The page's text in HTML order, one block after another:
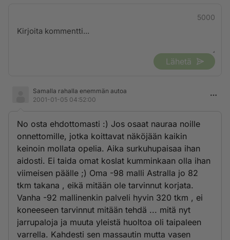
5000
Lähetä
Samalla rahalla enemmän autoa
2001-01-05 04:52:00
No osta ehdottomasti :) Jos osaat nauraa noille
onnettomille, jotka koittavat näköjään kaikin
keinoin mollata opelia. Aika surkuhupaisaa ihan
aidosti. Ei taida omat koslat kumminkaan olla ihan
viimeisen päälle ;) Oma -98 malli Astralla jo 82
tkm takana , eikä mitään ole tarvinnut korjata.
Vanha -92 mallinenkin palveli hyvin 320 tkm , ei
koneeseen tarvinnut mitään tehdä ... mitä nyt
jarrupaloja ja muuta yleistä huoltoa oli taipaleen
varrella. Kahdesti sen massautin mutta vasen